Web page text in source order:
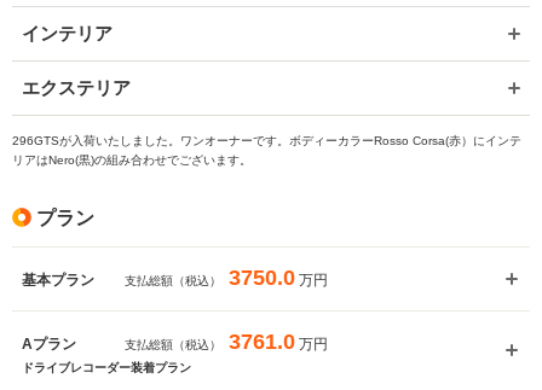
インテリア
エクステリア
296GTSが入荷いたしました。ワンオーナーです。ボディーカラーRosso Corsa(赤）にインテ
リアはNero(黒)の組み合わせでございます。
プラン
基本プラン 支払総額（税込） 3750.0 万円
Aプラン 支払総額（税込） 3761.0 万円
ドライブレコーダー装着プラン
入力途中の情報を保存しますか？
いいえ